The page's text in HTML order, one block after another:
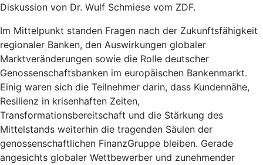
Diskussion von Dr. Wulf Schmiese vom ZDF.
Im Mittelpunkt standen Fragen nach der Zukunftsfähigkeit
regionaler Banken, den Auswirkungen globaler
Marktveränderungen sowie die Rolle deutscher
Genossenschaftsbanken im europäischen Bankenmarkt.
Einig waren sich die Teilnehmer darin, dass Kundennähe,
Resilienz in krisenhaften Zeiten,
Transformationsbereitschaft und die Stärkung des
Mittelstands weiterhin die tragenden Säulen der
genossenschaftlichen FinanzGruppe bleiben. Gerade
angesichts globaler Wettbewerber und zunehmender